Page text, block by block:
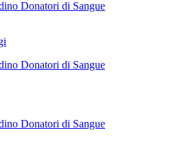
Donatori di Sangue
Donatori di Sangue
Donatori di Sangue